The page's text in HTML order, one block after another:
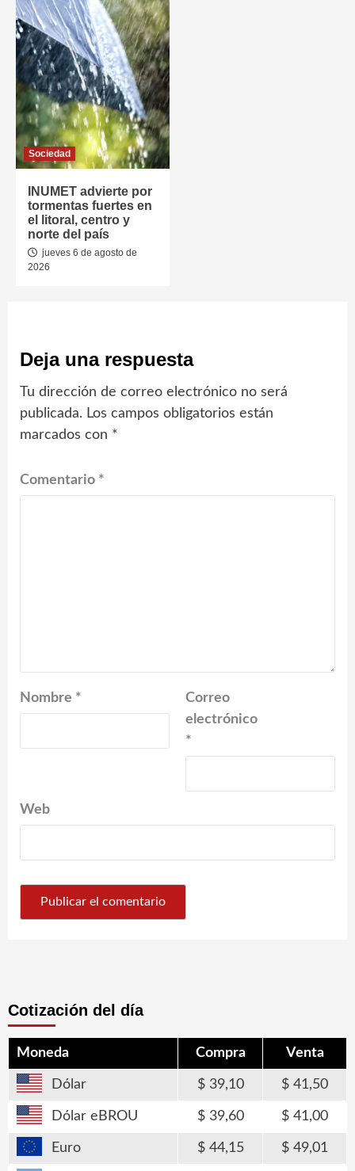
Sociedad
INUMET advierte por
tormentas fuertes en
el litoral, centro y
norte del país
jueves 6 de agosto de
2026
Deja una respuesta
Tu dirección de correo electrónico no será
publicada. Los campos obligatorios están
marcados con *
Comentario *
Nombre *
Correo
electrónico
*
Web
Cotización del día
Moneda Compra Venta
Dólar 39,10 41,50
Dólar eBROU 39,60 41,00
Euro 44,15 49,01